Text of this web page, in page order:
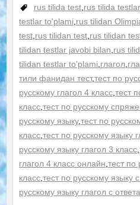
rus tilida test, rus tilida testlar,
testlar to'plami rus tilidan
test, rus tilidan test, rus tilidan
tilidan testlar javobi bilan rus
tilidan testlar to’plami глагол,
тили фанидан тест,тест по
русскому глагол 4 класс, тест
класс, тест по русскому
русскому языку,тест по
класс, тест по русскому языку
русскому языку глагол 3 класс,
глагол 4 класс онлайн тест по
класс, тест по русскому языку
русскому языку глагол с